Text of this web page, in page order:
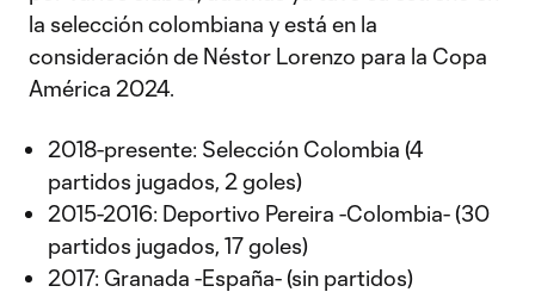
la selección colombiana y está en la
consideración de Néstor Lorenzo para la Copa
América 2024.
2018-presente: Selección Colombia (4
partidos jugados, 2 goles)
2015-2016: Deportivo Pereira -Colombia- (30
partidos jugados, 17 goles)
2017: Granada -España- (sin partidos)